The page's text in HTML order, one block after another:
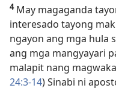
4May magaganda
interesado tayong
ngayon ang mga hula
ang mga mangyayari
malapit nang
24:3-14) Sinabi ni